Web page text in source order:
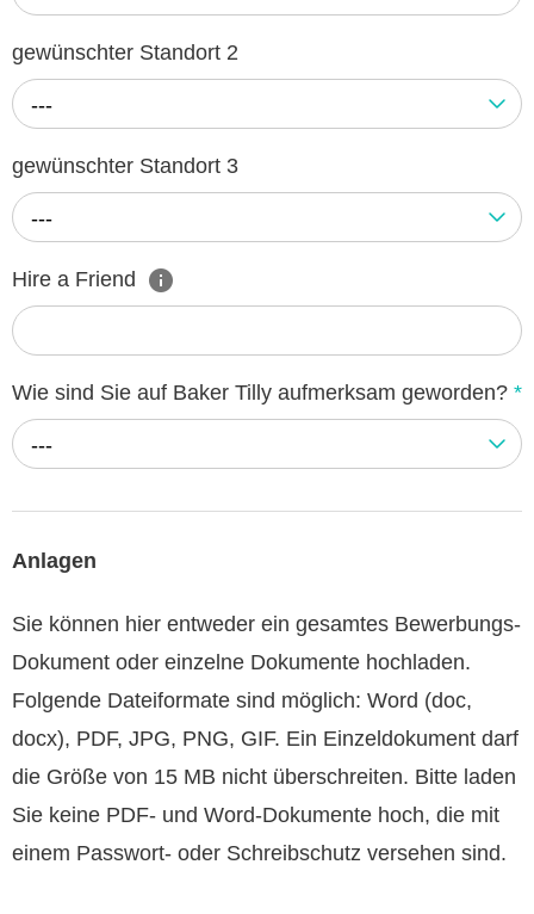
gewünschter Standort 2
---
gewünschter Standort 3
---
Hire a Friend
Wie sind Sie auf Baker Tilly aufmerksam geworden? *
---
Anlagen
Sie können hier entweder ein gesamtes Bewerbungs-
Dokument oder einzelne Dokumente hochladen.
Folgende Dateiformate sind möglich: Word (doc,
docx), PDF, JPG, PNG, GIF. Ein Einzeldokument darf
die Größe von 15 MB nicht überschreiten. Bitte laden
Sie keine PDF- und Word-Dokumente hoch, die mit
einem Passwort- oder Schreibschutz versehen sind.